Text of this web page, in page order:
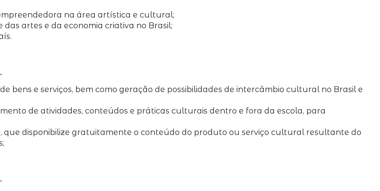
na área artística e cultural;
artes e da economia criativa no Brasil;
bens e serviços, bem como geração de possibilidades de intercâmbio cultural no Brasil e
de atividades, conteúdos e práticas culturais dentro e fora da escola, para
que disponibilize gratuitamente o conteúdo do produto ou serviço cultural resultante do